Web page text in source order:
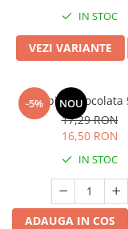
IN STOC
VEZI VARIANTE
-5% NOU
Topping Ciocolata
17,29 RON
16,50 RON
IN STOC
ADAUGA IN COS